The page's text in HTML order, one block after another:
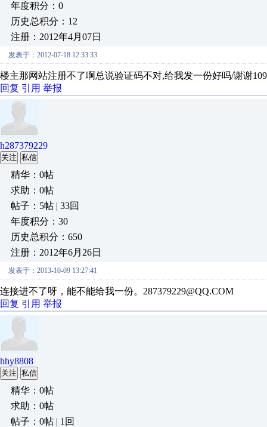
年度积分：0
历史总积分：12
注册：2012年4月07日
发表于：2012-07-18 12:33:33
楼主那网站注册不了啊总说验证码不对,给我发一份好吗/谢谢
回复 引用 举报
h287379229
关注 私信
精华：0帖
求助：0帖
帖子：5帖 | 33回
年度积分：30
历史总积分：650
注册：2012年6月26日
发表于：2013-10-09 13:27:41
连接进不了呀，能不能给我一份。287379229@QQ.COM
回复 引用 举报
hhy8808
关注 私信
精华：0帖
求助：0帖
帖子：0帖 | 1回